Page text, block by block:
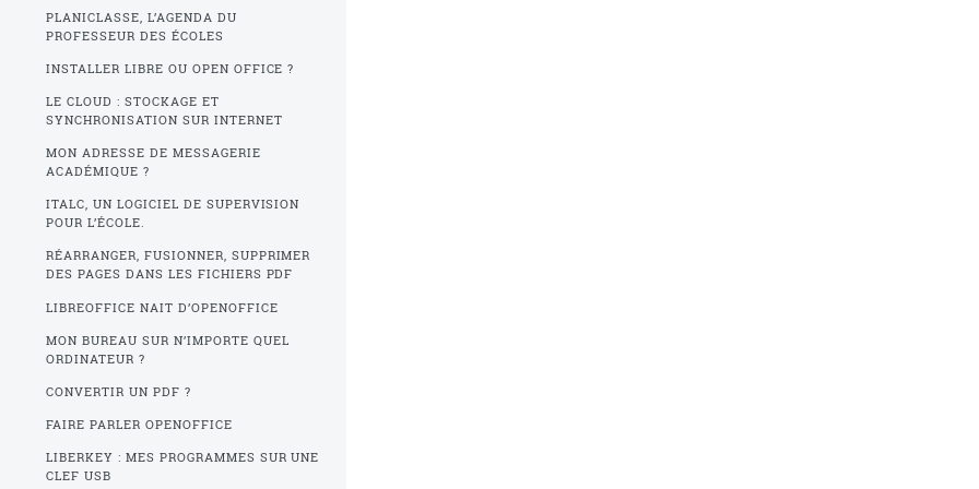
PLANICLASSE, L’AGENDA DU
PROFESSEUR DES ÉCOLES
INSTALLER LIBRE OU OPEN OFFICE ?
LE CLOUD : STOCKAGE ET
SYNCHRONISATION SUR INTERNET
MON ADRESSE DE MESSAGERIE
ACADÉMIQUE ?
ITALC, UN LOGICIEL DE SUPERVISION
POUR L’ÉCOLE.
RÉARRANGER, FUSIONNER, SUPPRIMER
DES PAGES DANS LES FICHIERS PDF
LIBREOFFICE NAIT D’OPENOFFICE
MON BUREAU SUR N’IMPORTE QUEL
ORDINATEUR ?
CONVERTIR UN PDF ?
FAIRE PARLER OPENOFFICE
LIBERKEY : MES PROGRAMMES SUR UNE
CLEF USB